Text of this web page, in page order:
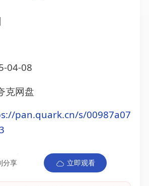
04-08
克网盘
pan.quark.cn/s/00987a07
分享 立即观看